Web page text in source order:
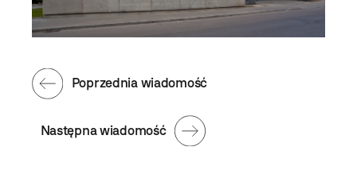
Następna wiadomość
Poprzednia wiadomość